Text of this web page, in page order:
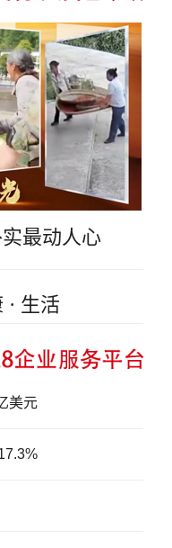
最动人心
· 生活
美元